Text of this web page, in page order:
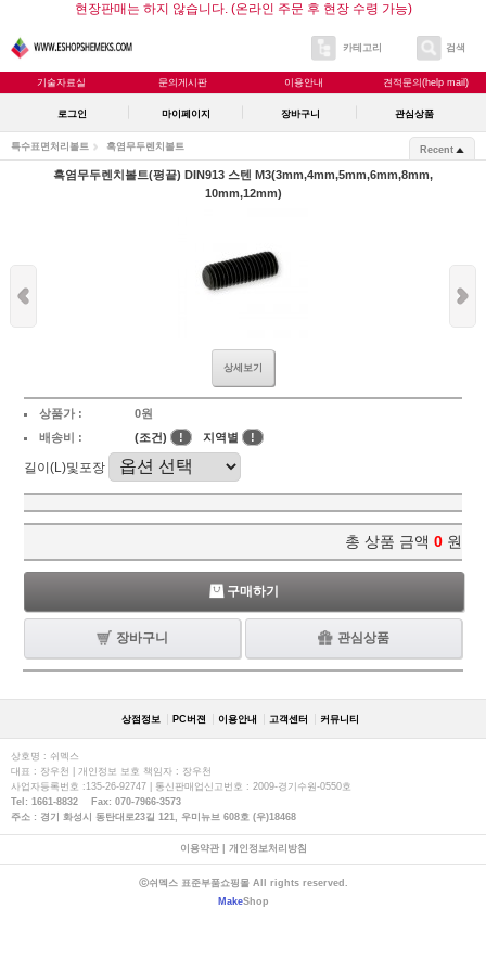
현장판매는 하지 않습니다. (온라인 주문 후 현장 수령 가능)
카테고리 검색
기술자료실 문의게시판 이용안내 견적문의(help mail)
로그인 마이페이지 장바구니 관심상품
특수표면처리볼트 흑염무두렌치볼트 Recent
흑염무두렌치볼트(평끝) DIN913 스텐 M3(3mm,4mm,5mm,6mm,8mm,
10mm,12mm)
상세보기
상품가 :
0원
배송비 :
(조건) ! 지역별 !
길이(L)및포장
총 상품 금액 0 원
구매하기
장바구니 관심상품
상점정보 PC버젼 이용안내 고객센터 커뮤니티
상호명 : 쉬멕스
대표 : 장우천 | 개인정보 보호 책임자 : 장우천
사업자등록번호 :135-26-92747 | 통신판매업신고번호 : 2009-경기수원-0550호
Tel: 1661-8832 Fax: 070-7966-3573
주소 : 경기 화성시 동탄대로23길 121, 우미뉴브 608호 (우)18468
이용약관| 개인정보처리방침
ⓒ쉬멕스 표준부품쇼핑몰 All rights reserved.
MakeShop